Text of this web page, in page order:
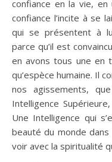
confiance en la vie, en
confiance l’incite à se
qui se présentent à
parce qu’il est
en avons tous une en
qu’espèce humaine. Il
nos agissements,
Intelligence
Une Intelligence qui
beauté du monde dans
voir avec la spiritualité